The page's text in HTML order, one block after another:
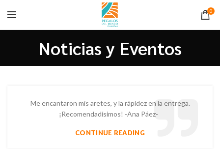
0
Noticias y Eventos
Me encantaron mis aretes, y la rápidez en la entrega.
¡Recomendadísimos! -Ana Páez-
CONTINUE READING